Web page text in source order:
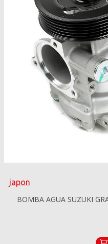
japon
BOMBA AGUA SUZUKI